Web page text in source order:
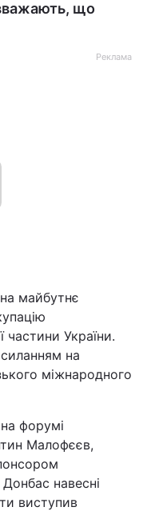
що
Реклама
майбутнє
частини України.
на
міжнародного
форумі
Малофєєв,
навесні
виступив